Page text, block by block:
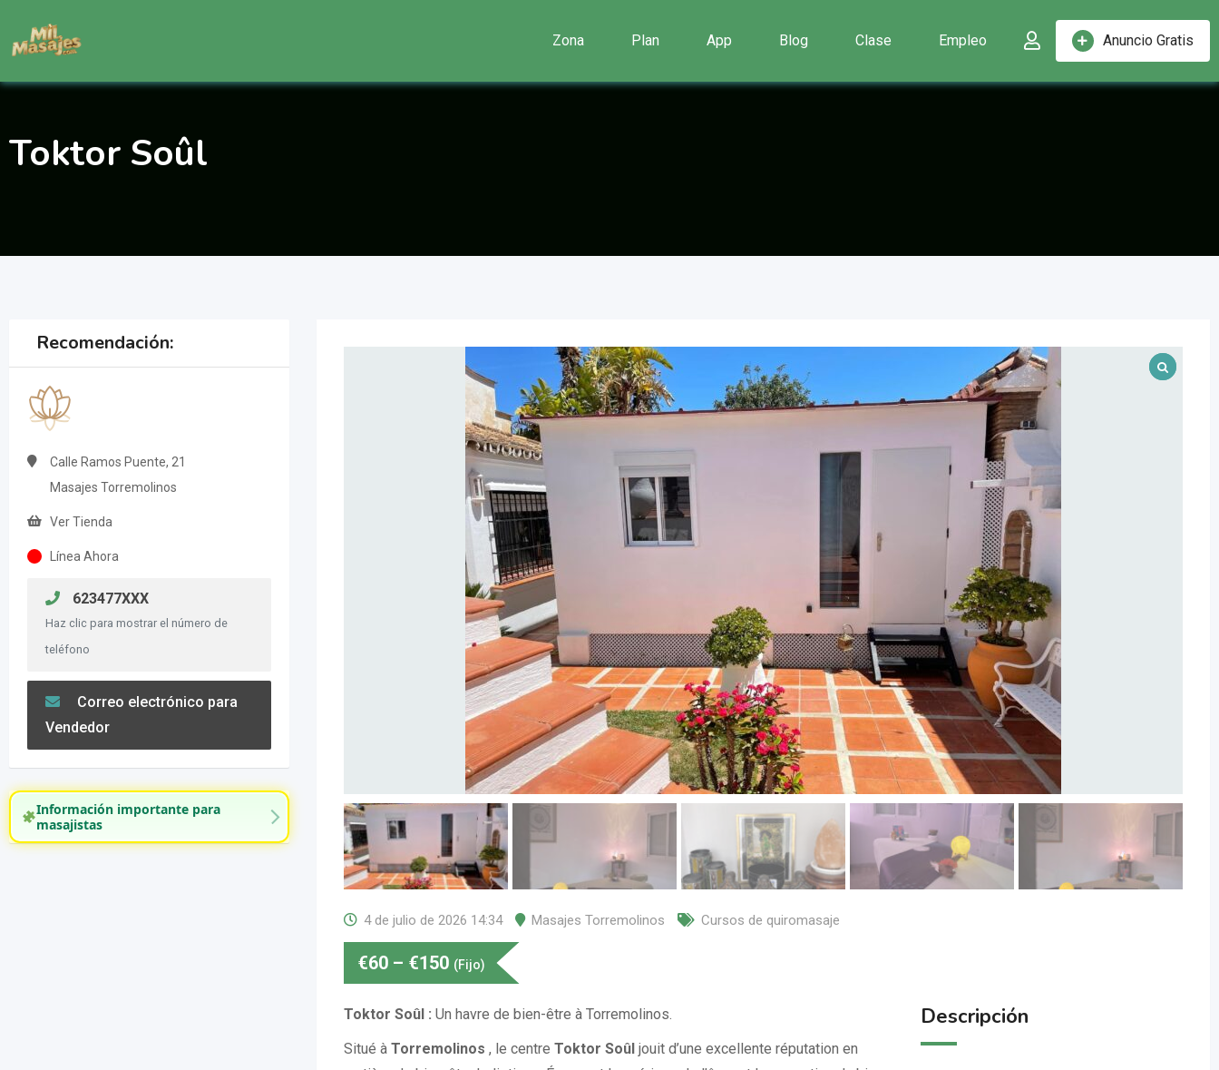
contenido
Anuncio Gratis
Zona Plan App Blog Clase Empleo
Toktor Soûl
Recomendación:
Calle Ramos Puente, 21
Masajes Torremolinos
Ver Tienda
Línea Ahora
623477XXX
Haz clic para mostrar el número de
teléfono
Correo electrónico para
Vendedor
Información importante para
masajistas
4 de julio de 2026 14:34 Masajes Torremolinos Cursos de quiromasaje
€60 – €150 (Fijo)
Toktor Soûl : Un havre de bien-être à Torremolinos.
Situé à Torremolinos , le centre Toktor Soûljouit d’une excellente réputation en
Descripción